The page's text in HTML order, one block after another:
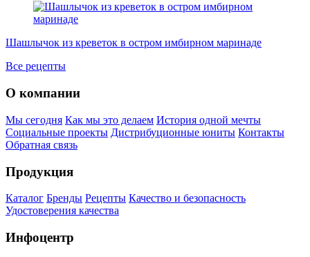
Шашлычок из креветок в остром имбирном маринаде
Все рецепты
О компании
Мы сегодня Как мы это делаем История одной мечты
Социальные проекты Дистрибуционные юниты Контакты
Обратная связь
Продукция
Каталог Бренды Рецепты Качество и безопасность
Удостоверения качества
Инфоцентр